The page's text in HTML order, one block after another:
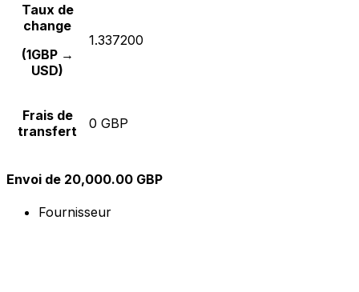
Taux de
change
(1GBP →
USD)
1.337200
Frais de
transfert
0 GBP
Envoi de 20,000.00 GBP
Fournisseur